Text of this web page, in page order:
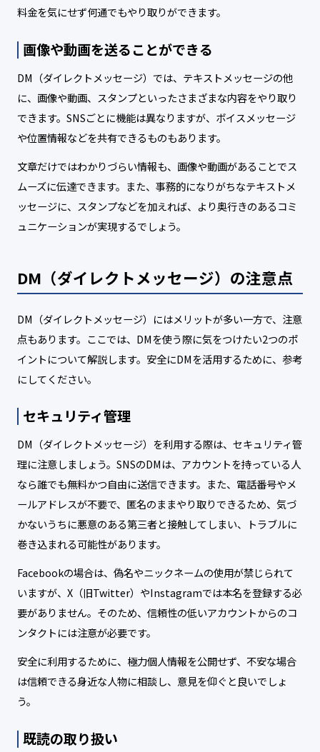
料金を気にせず何通でもやり取りができます。
画像や動画を送ることができる
DM（ダイレクトメッセージ）では、テキストメッセージの他
に、画像や動画、スタンプといったさまざまな内容をやり取り
できます。SNSごとに機能は異なりますが、ボイスメッセージ
や位置情報などを共有できるものもあります。
文章だけではわかりづらい情報も、画像や動画があることでス
ムーズに伝達できます。また、事務的になりがちなテキストメ
ッセージに、スタンプなどを加えれば、より奥行きのあるコミ
ュニケーションが実現するでしょう。
DM（ダイレクトメッセージ）の注意点
DM（ダイレクトメッセージ）にはメリットが多い一方で、注意
点もあります。ここでは、DMを使う際に気をつけたい2つのポ
イントについて解説します。安全にDMを活用するために、参考
にしてください。
セキュリティ管理
DM（ダイレクトメッセージ）を利用する際は、セキュリティ管
理に注意しましょう。SNSのDMは、アカウントを持っている人
なら誰でも無料かつ自由に送信できます。また、電話番号やメ
ールアドレスが不要で、匿名のままやり取りできるため、気づ
かないうちに悪意のある第三者と接触してしまい、トラブルに
巻き込まれる可能性があります。
Facebookの場合は、偽名やニックネームの使用が禁じられて
いますが、X（旧Twitter）やInstagramでは本名を登録する必
要がありません。そのため、信頼性の低いアカウントからのコ
ンタクトには注意が必要です。
安全に利用するために、極力個人情報を公開せず、不安な場合
は信頼できる身近な人物に相談し、意見を仰ぐと良いでしょ
う。
既読の取り扱い